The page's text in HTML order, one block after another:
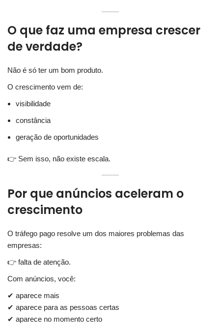
O que faz uma empresa crescer
de verdade?
Não é só ter um bom produto.
O crescimento vem de:
visibilidade
constância
geração de oportunidades
👉 Sem isso, não existe escala.
Por que anúncios aceleram o
crescimento
O tráfego pago resolve um dos maiores problemas das
empresas:
👉 falta de atenção.
Com anúncios, você:
✔ aparece mais
✔ aparece para as pessoas certas
✔ aparece no momento certo